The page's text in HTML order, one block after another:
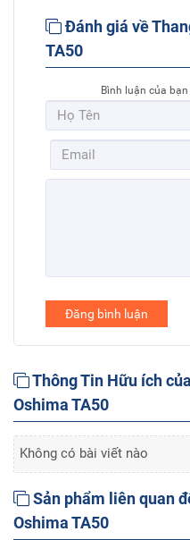
Đánh giá về
TA50
Bình luận của
Đăng bình luận
Thông Tin Hữu ích
Oshima TA50
Không có bài viết nào
Sản phẩm liên quan
Oshima TA50